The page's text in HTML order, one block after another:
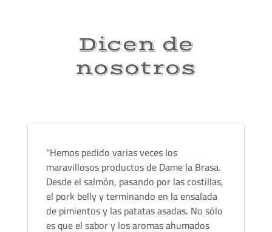
Dicen de
nosotros
“Hemos pedido varias veces los
maravillosos productos de Dame la Brasa.
Desde el salmón, pasando por las costillas,
el pork belly y terminando en la ensalada
de pimientos y las patatas asadas. No sólo
es que el sabor y los aromas ahumados